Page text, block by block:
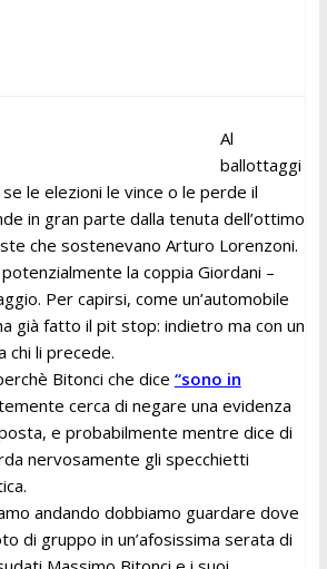
Al
ballottaggi
le elezioni le vince o le perde il
in gran parte dalla tenuta dell’ottimo
che sostenevano Arturo Lorenzoni.
la coppia Giordani –
Per capirsi, come un’automobile
già fatto il pit stop: indietro ma con un
chi li precede.
Bitonci che dice “sono in
cerca di negare una evidenza
e probabilmente mentre dice di
nervosamente gli specchietti
andando dobbiamo guardare dove
di gruppo in un’afosissima serata di